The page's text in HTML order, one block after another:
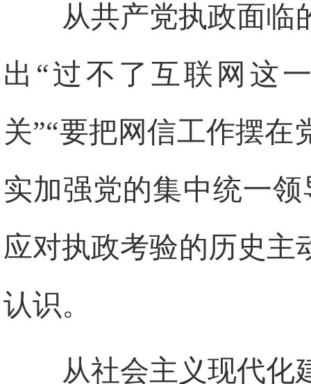
从共产党执政面临
出“过不了互联网这
关”“要把网信工作摆
实加强党的集中统一
应对执政考验的历史主
认识。
从社会主义现代化